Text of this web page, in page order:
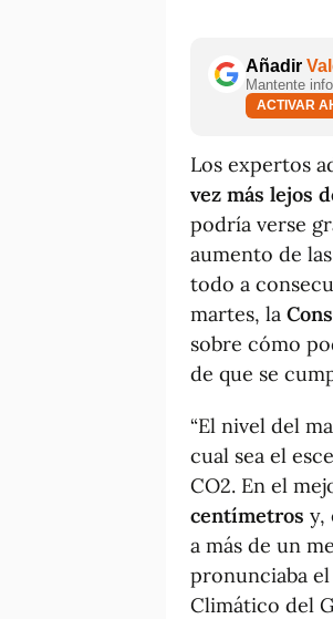
Añadir
Mantente
ACTIVAR
Los expertos
vez más lejos
podría verse
aumento de
todo a
martes, la
sobre cómo
de que se
“El nivel del
cual sea el
CO2. En el
centímetros y,
a más de un
pronunciaba
Climático del